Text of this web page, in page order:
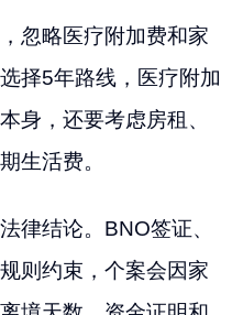
忽略医疗附加费和家
择5年路线，医疗附加
身，还要考虑房租、
生活费。
律结论。BNO签证、
则约束，个案会因家